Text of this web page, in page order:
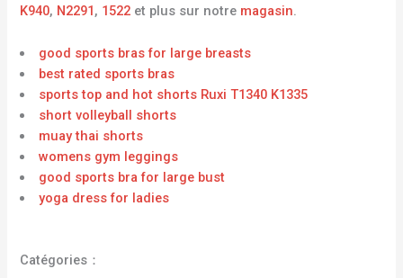
K940, N2291 , 1522 et plus sur notre magasin.
good sports bras for large breasts
best rated sports bras
sports top and hot shorts Ruxi T1340 K1335
short volleyball shorts
muay thai shorts
womens gym leggings
good sports bra for large bust
yoga dress for ladies
Catégories：